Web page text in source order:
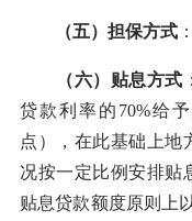
（五）担保方式
（六）贴息方式
贷款利率的70%给
点），在此基础上地
况按一定比例安排贴
贴息贷款额度原则上